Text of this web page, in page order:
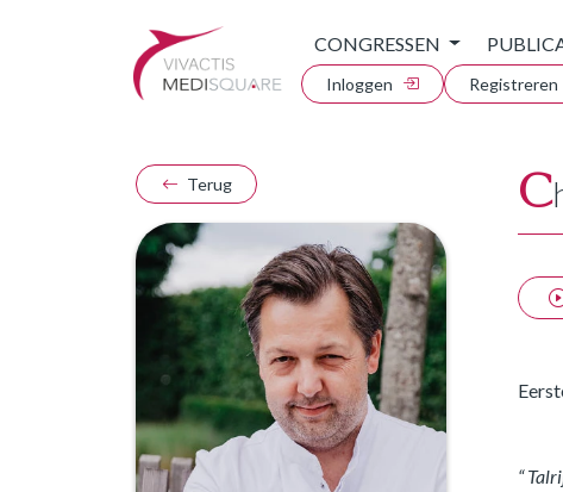
CONGRESSEN
Inloggen Registreren
Terug C
“